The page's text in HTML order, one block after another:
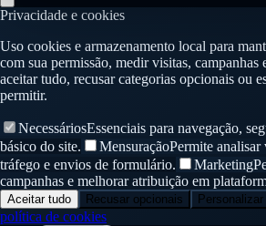
Privacidade e cookies
Uso cookies e armazenamento local para
com sua permissão, medir visitas,
aceitar tudo, recusar categorias opcionais ou
permitir.
NecessáriosEssenciais para navegação,
básico do site.
MensuraçãoPermite
tráfego e envios de formulário.
Marketing
campanhas e melhorar atribuição em
Aceitar tudo Recusar opcionais Personalizar
política de cookies